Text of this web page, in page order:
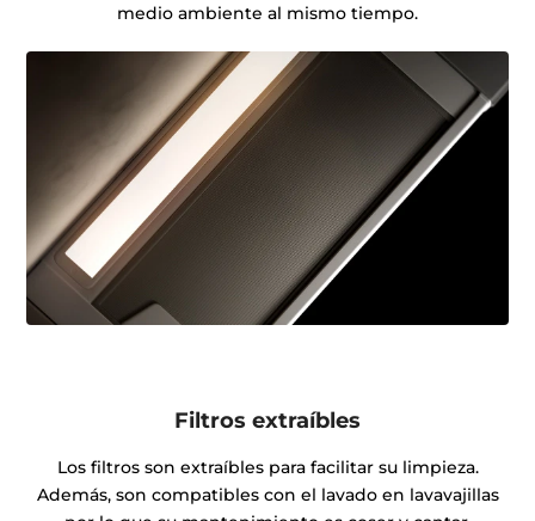
medio ambiente al mismo tiempo.
Filtros extraíbles
Los filtros son extraíbles para facilitar su limpieza.
Además, son compatibles con el lavado en lavavajillas